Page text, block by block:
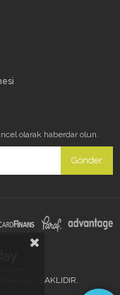
olarak haberdar olun.
Gönder
HAKLARI SAKLIDIR.